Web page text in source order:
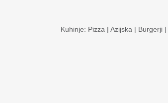
Kuhinje: Pizza | Azijska | Burgerji |